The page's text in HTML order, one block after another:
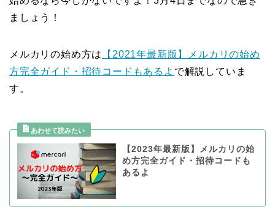
ましょう！
メルカリの始め方は
【2021年最新版】メルカリの始め
方完全ガイド・招待コードもあるよ で解説していま
す。
【2023年最新版】メルカリの始
め方完全ガイド・招待コードも
あるよ